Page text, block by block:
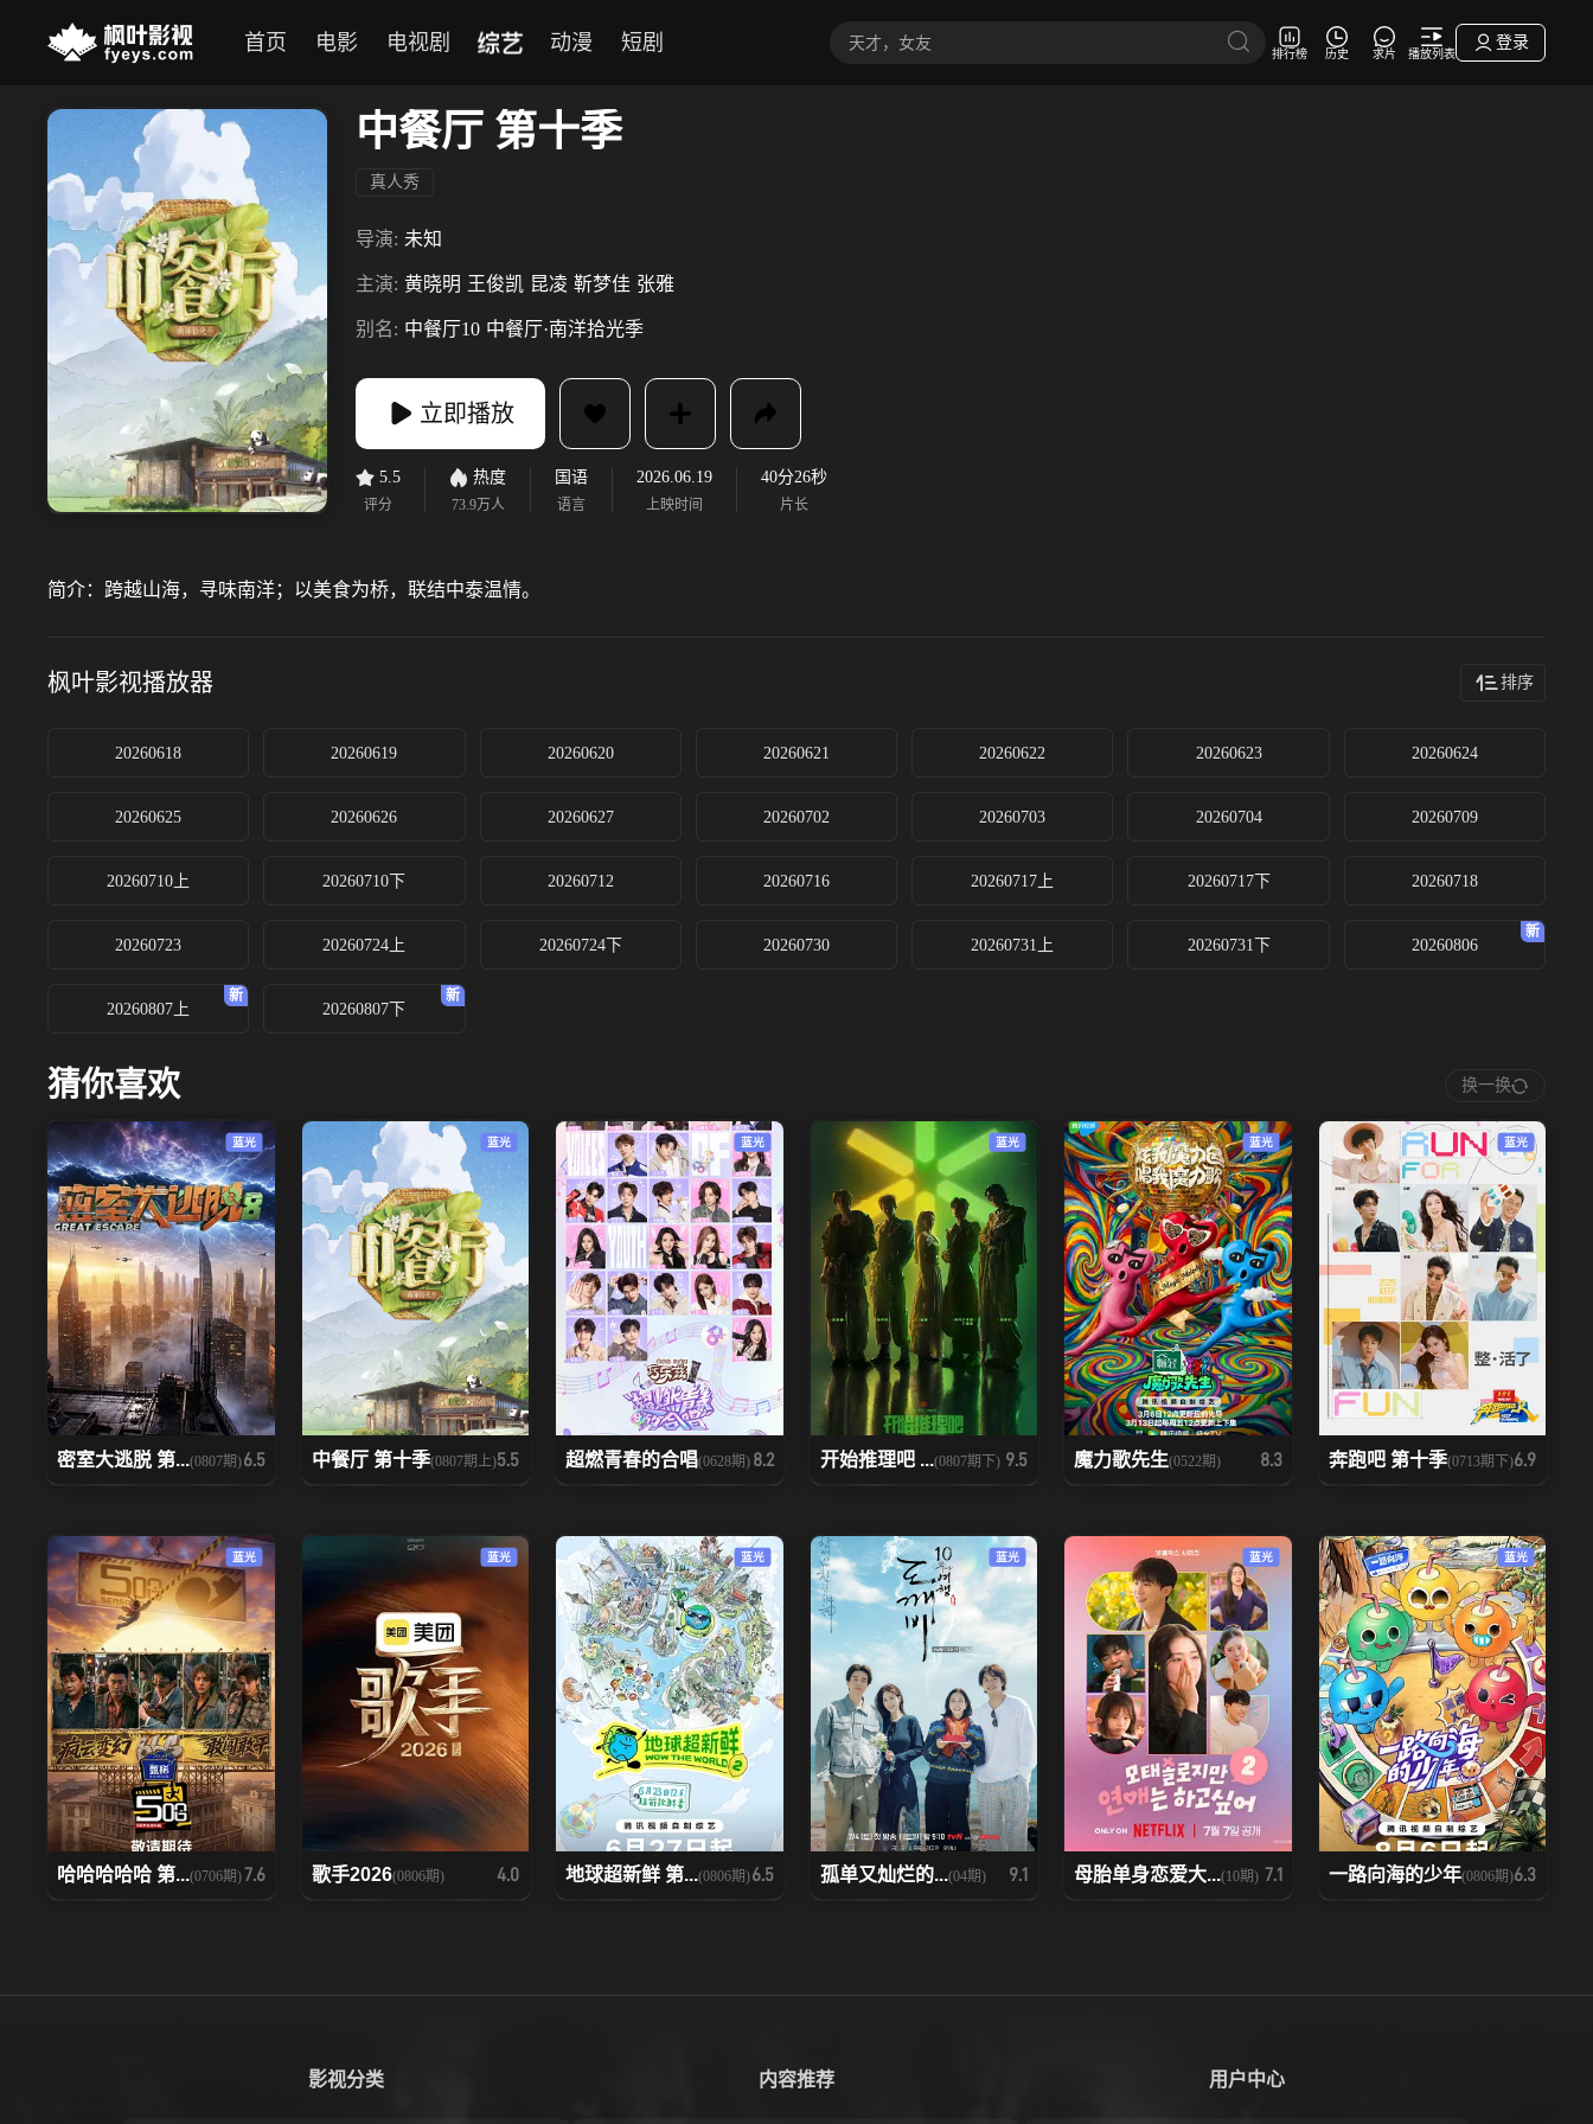
首页 电影 电视剧 综艺 动漫 短剧 排行榜 历史 求片 播放列表
登录
中餐厅 第十季
真人秀
导演: 未知
主演: 黄晓明 王俊凯 昆凌 靳梦佳 张雅
别名: 中餐厅10 中餐厅·南洋拾光季
立即播放
5.5
评分
热度
73.9万人
国语
语言
2026.06.19
上映时间
40分26秒
片长
简介： 跨越山海，寻味南洋；以美食为桥，联结中泰温情。
枫叶影视播放器 排序
20260618 20260619 20260620 20260621 20260622 20260623 20260624
20260625 20260626 20260627 20260702 20260703 20260704 20260709
20260710上 20260710下 20260712 20260716 20260717上 20260717下 20260718
20260723 20260724上 20260724下 20260730 20260731上 20260731下 20260806
20260807上 20260807下
猜你喜欢 换一换
蓝光
密室大逃脱 第...(0807期)6.5
蓝光
中餐厅 第十季(0807期上)5.5
蓝光
超燃青春的合唱(0628期) 8.2
蓝光
开始推理吧 ...(0807期下) 9.5
蓝光
魔力歌先生(0522期) 8.3
蓝光
奔跑吧 第十季(0713期下)6.9
蓝光
哈哈哈哈哈 第...(0706期)7.6
蓝光
歌手2026(0806期) 4.0
蓝光
地球超新鲜 第...(0806期)6.5
蓝光
孤单又灿烂的...(04期) 9.1
蓝光
母胎单身恋爱大...(10期) 7.1
蓝光
一路向海的少年(0806期)6.3
影视分类 内容推荐 用户中心